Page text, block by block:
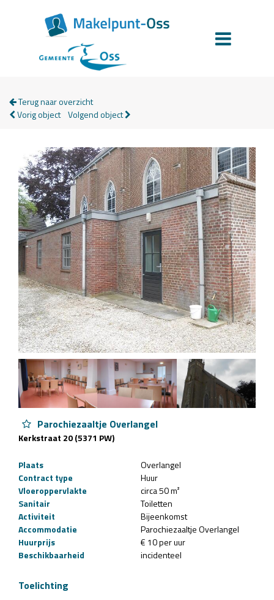
Terug naar overzicht
Vorig object Volgend object
Parochiezaaltje Overlangel
Kerkstraat 20 (5371 PW)
Plaats
Overlangel
Contract type
Huur
Vloeroppervlakte
circa 50 m²
Sanitair
Toiletten
Activiteit
Bijeenkomst
Accommodatie
Parochiezaaltje Overlangel
Huurprijs
€ 10 per uur
Beschikbaarheid
incidenteel
Toelichting